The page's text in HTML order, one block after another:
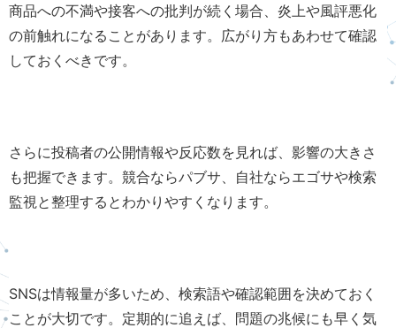
商品への不満や接客への批判が続く場合、炎上や風評悪化
の前触れになることがあります。広がり方もあわせて確認
しておくべきです。
さらに投稿者の公開情報や反応数を見れば、影響の大きさ
も把握できます。競合ならパブサ、自社ならエゴサや検索
監視と整理するとわかりやすくなります。
SNSは情報量が多いため、検索語や確認範囲を決めておく
ことが大切です。定期的に追えば、問題の兆候にも早く気